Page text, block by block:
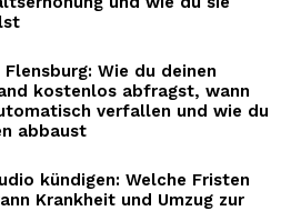
Wie du deinen
kostenlos abfragst, wann
verfallen und wie du
abbaust
kündigen: Welche Fristen
Krankheit und Umzug zur